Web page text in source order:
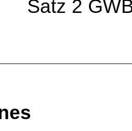
Satz 2